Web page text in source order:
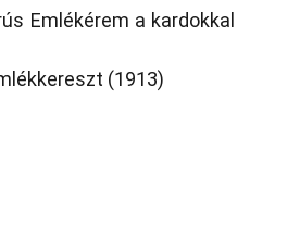
Emlékérem a kardokkal
(1913)